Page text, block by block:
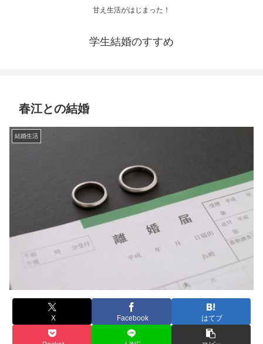
甘え生活がはじまった！
学生結婚のすすめ
春江との結婚
結婚生活
X Facebook はてブ